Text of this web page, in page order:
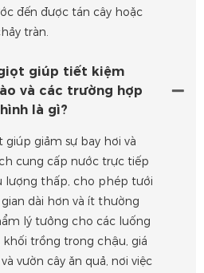
đến được tán cây hoặc
tràn.
giúp tiết kiệm
và các trường hợp
là gì?
giảm sự bay hơi và
cung cấp nước trực tiếp
lượng thấp, cho phép tưới
dài hơn và ít thường
lý tưởng cho các luống
khối trồng trong chậu, giá
vườn cây ăn quả, nơi việc